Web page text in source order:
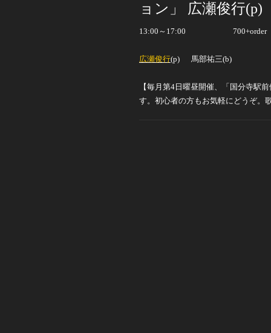
ョン」 広瀬俊行(p)
13:00 ～ 17:00 700+order
広瀬俊行(p) 馬部祐三(b)
【毎月第4 日曜昼開催、「国分寺駅
す。初心者の方もお気軽にどうぞ。